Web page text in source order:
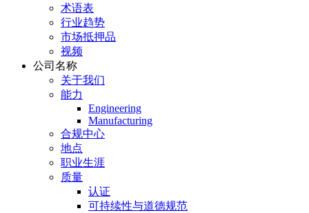
术语表
行业趋势
市场抵押品
视频
公司名称
关于我们
能力
Engineering
Manufacturing
合规中心
地点
职业生涯
质量
认证
可持续性与道德规范